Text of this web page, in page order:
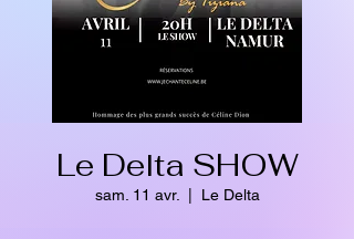
Le Delta SHOW
sam. 11 avr. Le Delta